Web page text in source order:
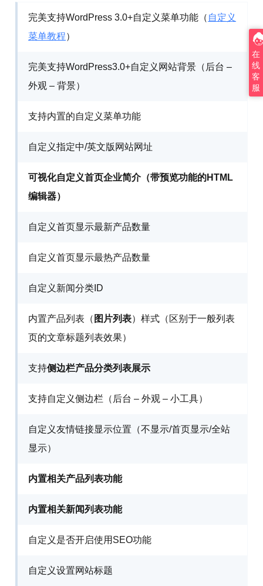
完美支持WordPress 3.0+自定义菜单功能（ 自定义
菜单教程）
完美支持WordPress3.0+自定义网站背景（后台 –
外观 – 背景）
支持内置的自定义菜单功能
自定义指定中/英文版网站网址
可视化自定义首页企业简介（带预览功能的HTML
编辑器）
自定义首页显示最新产品数量
自定义首页显示最热产品数量
自定义新闻分类ID
内置产品列表（ 图片列表）样式（区别于一般列表
页的文章标题列表效果）
支持侧边栏产品分类列表展示
支持自定义侧边栏（后台 – 外观 – 小工具）
自定义友情链接显示位置（不显示/首页显示/全站
显示）
内置相关产品列表功能
内置相关新闻列表功能
自定义是否开启使用SEO功能
自定义设置网站标题
在
线
客
服